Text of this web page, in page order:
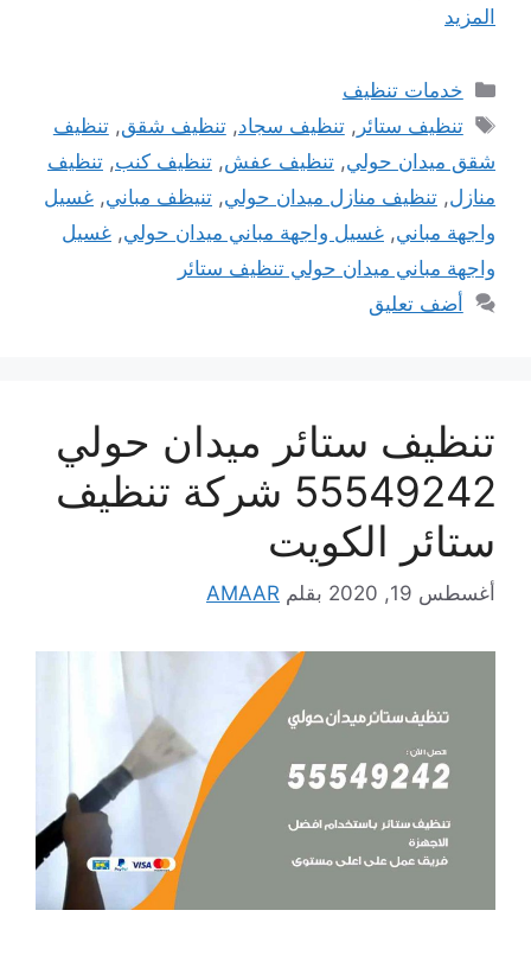
المزيد
التصنيفات
خدمات تنظيف
الوسوم
تنظيف ستائر ,تنظيف سجاد,تنظيف شقق,تنظيف
شقق ميدان حولي, تنظيف عفش, تنظيف كنب, تنظيف
منازل, تنظيف منازل ميدان حولي, تنيظف مباني, غسيل
واجهة مباني, غسيل واجهة مباني ميدان حولي, غسيل
واجهة مباني ميدان حولي تنظيف ستائر
أضف تعليق
تنظيف ستائر ميدان حولي
55549242 شركة تنظيف
ستائر الكويت
أغسطس 19, 2020 بقلم AMAAR